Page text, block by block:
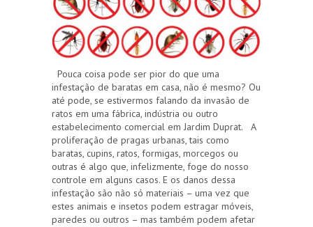
Pouca coisa pode ser pior do que uma
infestação de baratas em casa, não é mesmo? Ou
até pode, se estivermos falando da invasão de
ratos em uma fábrica, indústria ou outro
estabelecimento comercial em Jardim Duprat. A
proliferação de pragas urbanas, tais como
baratas, cupins, ratos, formigas, morcegos ou
outras é algo que, infelizmente, foge do nosso
controle em alguns casos. E os danos dessa
infestação são não só materiais – uma vez que
estes animais e insetos podem estragar móveis,
paredes ou outros – mas também podem afetar